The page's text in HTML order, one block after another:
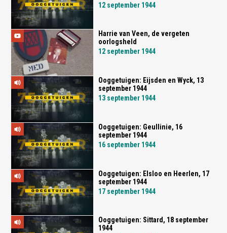
12 september 1944
Harrie van Veen, de vergeten
oorlogsheld
12 september 1944
Ooggetuigen: Eijsden en Wyck, 13
september 1944
13 september 1944
Ooggetuigen: Geullinie, 16
september 1944
16 september 1944
Ooggetuigen: Elsloo en Heerlen, 17
september 1944
17 september 1944
Ooggetuigen: Sittard, 18 september
1944